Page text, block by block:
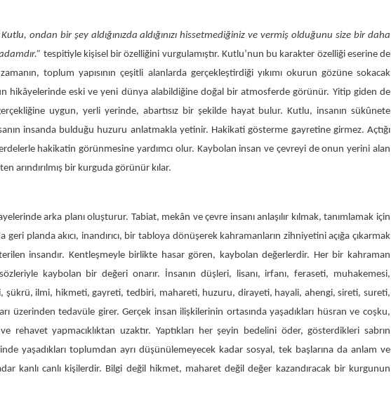
ondan bir şey aldığınızda aldığınızı hissetmediğiniz ve vermiş olduğunu size bir daha
tespitiyle kişisel bir özelliğini vurgulamıştır. Kutlu’nun bu karakter özelliği eserine de
toplum yapısının çeşitli alanlarda gerçekleştirdiği yıkımı okurun gözüne sokacak
hikâyelerinde eski ve yeni dünya alabildiğine doğal bir atmosferde görünür. Yitip giden de
uygun, yerli yerinde, abartısız bir şekilde hayat bulur. Kutlu, insanın sükûnete
insanda bulduğu huzuru anlatmakla yetinir. Hakikati gösterme gayretine girmez. Açtığı
hakikatin görünmesine yardımcı olur. Kaybolan insan ve çevreyi de onun yerini alan
arındırılmış bir kurguda görünür kılar.
arka planı oluşturur. Tabiat, mekân ve çevre insanı anlaşılır kılmak, tanımlamak için
geri planda akıcı, inandırıcı, bir tabloya dönüşerek kahramanların zihniyetini açığa çıkarmak
insandır. Kentleşmeyle birlikte hasar gören, kaybolan değerlerdir. Her bir kahraman
kaybolan bir değeri onarır. İnsanın düşleri, lisanı, irfanı, feraseti, muhakemesi,
şükrü, ilmi, hikmeti, gayreti, tedbiri, mahareti, huzuru, dirayeti, hayali, ahengi, sireti, sureti,
üzerinden tedavüle girer. Gerçek insan ilişkilerinin ortasında yaşadıkları hüsran ve coşku,
rehavet yapmacıklıktan uzaktır. Yaptıkları her şeyin bedelini öder, gösterdikleri sabrın
yaşadıkları toplumdan ayrı düşünülemeyecek kadar sosyal, tek başlarına da anlam ve
kanlı canlı kişilerdir. Bilgi değil hikmet, maharet değil değer kazandıracak bir kurgunun